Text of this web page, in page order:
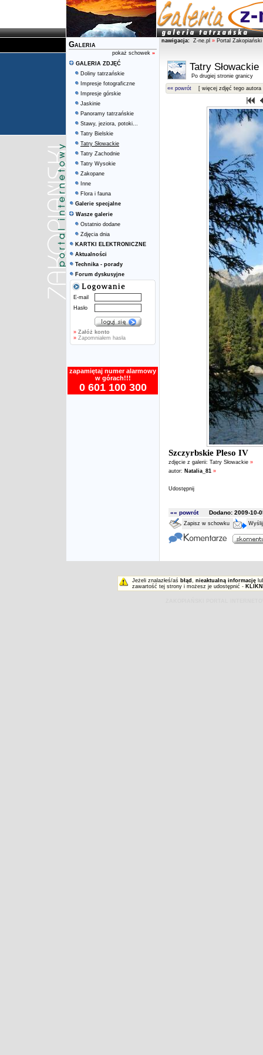
Galeria
pokaż schowek »
GALERIA ZDJĘĆ
Doliny tatrzańskie
Impresje fotograficzne
Impresje górskie
Jaskinie
Panoramy tatrzańskie
Stawy, jeziora, potoki...
Tatry Bielskie
Tatry Słowackie
Tatry Zachodnie
Tatry Wysokie
Zakopane
Inne
Flora i fauna
Galerie specjalne
Wasze galerie
Ostatnio dodane
Zdjęcia dnia
KARTKI ELEKTRONICZNE
Aktualności
Technika - porady
Forum dyskusyjne
E-mail
Hasło
» Załóż konto
» Zapomniałem hasła
zapamiętaj numer alarmowy
w górach!!!
0 601 100 300
nawigacja: Z-ne.pl » Portal Zakopiański
Tatry Słowackie
Po drugiej stronie granicy
«« powrót [ więcej zdjęć tego autora
Szczyrbskie Pleso IV
zdjęcie z galerii: Tatry Słowackie »
autor: Natalia_81 »
Udostępnij
«« powrótDodano: 2009-10-
Zapisz w schowku
Jeżeli znalazłeś/aś błąd , nieaktualną informację
zawartość tej strony i możesz je udostępnić -